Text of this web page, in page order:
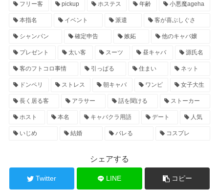
フリー客 pickup ホステス 年齢 小悪魔ageha
本指名 イベント 派遣 客が喜ぶしぐさ
シャンパン 確定申告 嫉妬 他のキャバ嬢
プレゼント 太い客 スーツ 昼キャバ 源氏名
客のフトコロ事情 引っぱる 住まい ネット
ドンペリ ストレス 朝キャバ ワンピ 女子大生
長く居る客 アラサー 話を聞ける ストーカー
ホスト 本名 キャバクラ用語 デート 人気
いじめ 結婚 バレる コスプレ
シェアする
Twitter LINE コピー